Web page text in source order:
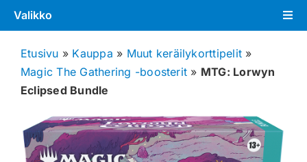
Valikko
Pokémon
Muut keräilykortit
Tarvikkeet
Blind Boksit
Etusivu » Kauppa » Muut keräilykorttipelit »
Magic The Gathering -boosterit » MTG: Lorwyn
Eclipsed Bundle